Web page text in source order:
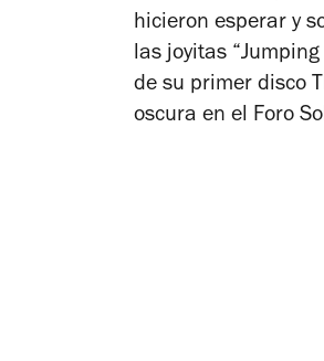
hicieron esperar y
las joyitas
de su primer disco
oscura en el Foro